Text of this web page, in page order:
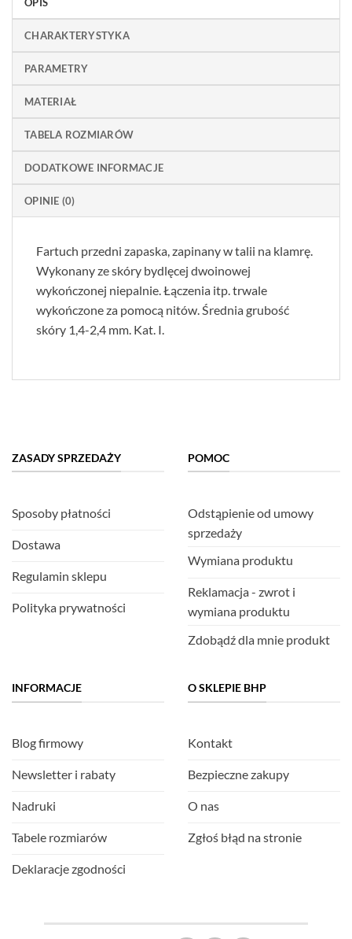
CHARAKTERYSTYKA
PARAMETRY
MATERIAŁ
TABELA ROZMIARÓW
DODATKOWE INFORMACJE
OPINIE (0)
Fartuch przedni zapaska, zapinany w talii na klamrę.
Wykonany ze skóry bydlęcej dwoinowej
wykończonej niepalnie. Łączenia itp. trwale
wykończone za pomocą nitów. Średnia grubość
skóry 1,4-2,4 mm. Kat. I.
ZASADY SPRZEDAŻY
Sposoby płatności
Dostawa
Regulamin sklepu
Polityka prywatności
POMOC
Odstąpienie od umowy
sprzedaży
Wymiana produktu
Reklamacja - zwrot i
wymiana produktu
Zdobądź dla mnie produkt
INFORMACJE
Blog firmowy
Newsletter i rabaty
Nadruki
Tabele rozmiarów
Deklaracje zgodności
O SKLEPIE BHP
Kontakt
Bezpieczne zakupy
O nas
Zgłoś błąd na stronie